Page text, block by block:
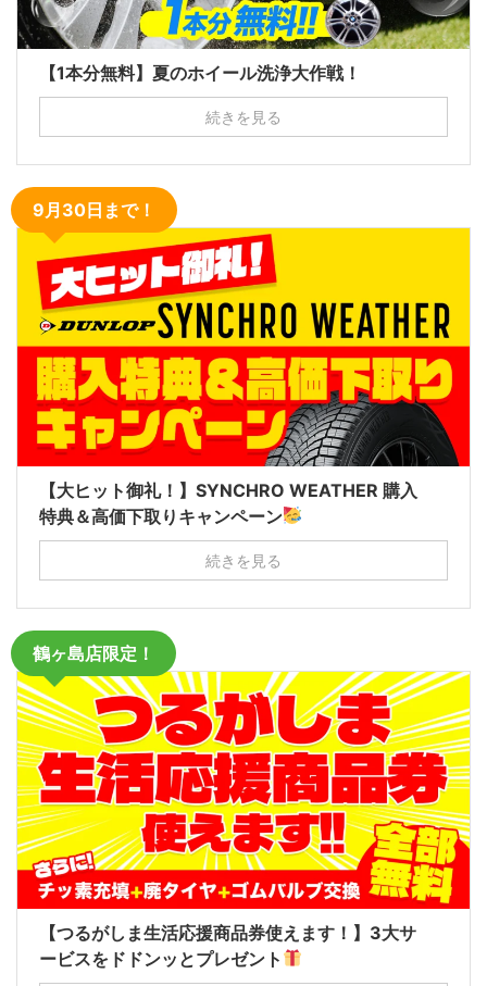
【1本分無料】夏のホイール洗浄大作戦！
続きを見る
9月30日まで！
【大ヒット御礼！】SYNCHRO WEATHER 購入
特典＆高価下取りキャンペーン
続きを見る
鶴ヶ島店限定！
【つるがしま生活応援商品券使えます！】3大サ
ービスをドドンッとプレゼント